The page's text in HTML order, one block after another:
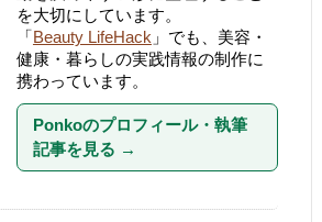
を大切にしています。
「Beauty LifeHack 」でも、美容・
健康・暮らしの実践情報の制作に
携わっています。
Ponkoのプロフィール・執筆
記事を見る →